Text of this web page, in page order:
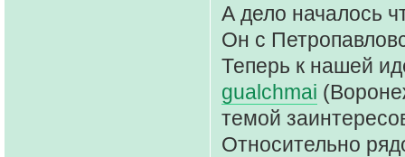
А дело началось
Он с
Теперь к нашей
gualchmai
темой
Относительно